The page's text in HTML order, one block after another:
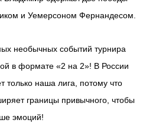
и Уемерсоном Фернандесом.
необычных событий турнира
в формате «2 на 2»! В России
только наша лига, потому что
границы привычного, чтобы
эмоций!